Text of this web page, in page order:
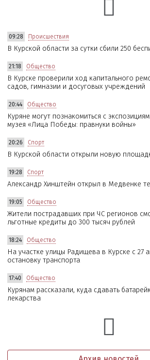
09:28 Происшествия
В Курской области за сутки сбили 250
21:18 Общество
В Курске проверили ход капитального
садов, гимназии и досуговых учреждений
20:44 Общество
Куряне могут познакомиться с
музея «Лица Победы: правнуки войны»
20:26 Спорт
В Курской области открыли новую
19:28 Спорт
Александр Хинштейн открыл в Медвенке
19:05 Общество
Жители пострадавших при ЧС регионов
льготные кредиты до 300 тысяч рублей
18:24 Общество
На участке улицы Радищева в Курске с 27
остановку транспорта
17:40 Общество
Курянам рассказали, куда сдавать
лекарства